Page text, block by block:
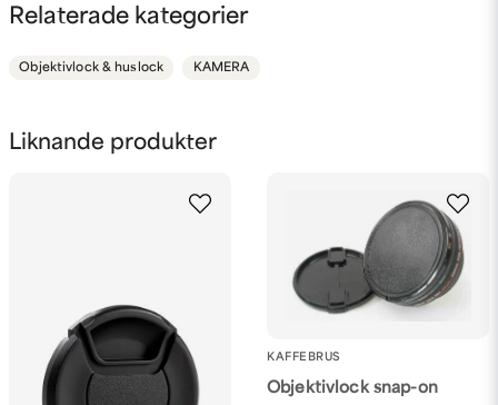
Liknande produkter
KAFFEBRUS
Objektivlock snap-on
Fråga oss något om denna produkten...
Ja, ni får publicera min fråga
Relaterade kategorier
Objektivlock & huslock KAMERA